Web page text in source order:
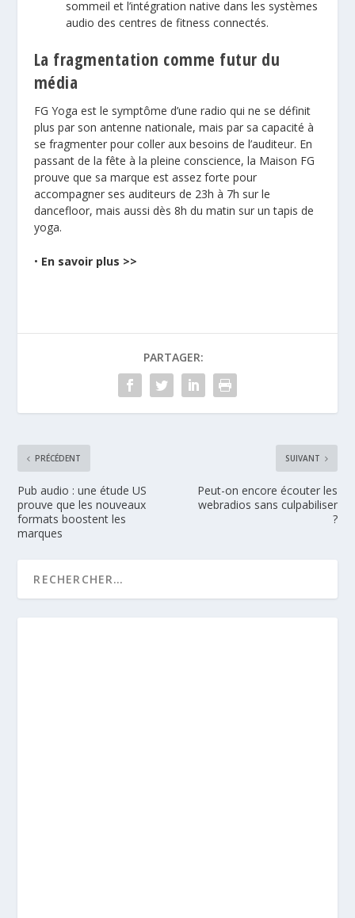
sommeil et l’intégration native dans les systèmes
audio des centres de fitness connectés.
La fragmentation comme futur du
média
FG Yoga est le symptôme d’une radio qui ne se définit
plus par son antenne nationale, mais par sa capacité à
se fragmenter pour coller aux besoins de l’auditeur. En
passant de la fête à la pleine conscience, la Maison FG
prouve que sa marque est assez forte pour
accompagner ses auditeurs de 23h à 7h sur le
dancefloor, mais aussi dès 8h du matin sur un tapis de
yoga.
• En savoir plus >>
PARTAGER:
PRÉCÉDENT
Pub audio : une étude US
prouve que les nouveaux
formats boostent les
marques
SUIVANT
Peut-on encore écouter les
webradios sans culpabiliser
?